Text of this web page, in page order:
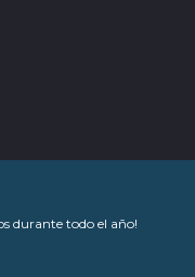
durante todo el año!